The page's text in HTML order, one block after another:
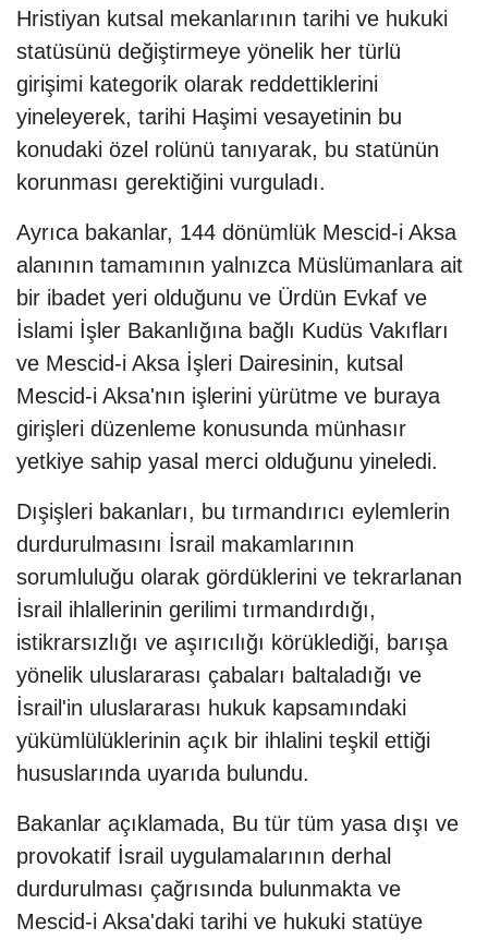
Hristiyan kutsal mekanlarının tarihi ve hukuki
statüsünü değiştirmeye yönelik her türlü
girişimi kategorik olarak reddettiklerini
yineleyerek, tarihi Haşimi vesayetinin bu
konudaki özel rolünü tanıyarak, bu statünün
korunması gerektiğini vurguladı.
Ayrıca bakanlar, 144 dönümlük Mescid-i Aksa
alanının tamamının yalnızca Müslümanlara ait
bir ibadet yeri olduğunu ve Ürdün Evkaf ve
İslami İşler Bakanlığına bağlı Kudüs Vakıfları
ve Mescid-i Aksa İşleri Dairesinin, kutsal
Mescid-i Aksa'nın işlerini yürütme ve buraya
girişleri düzenleme konusunda münhasır
yetkiye sahip yasal merci olduğunu yineledi.
Dışişleri bakanları, bu tırmandırıcı eylemlerin
durdurulmasını İsrail makamlarının
sorumluluğu olarak gördüklerini ve tekrarlanan
İsrail ihlallerinin gerilimi tırmandırdığı,
istikrarsızlığı ve aşırıcılığı körüklediği, barışa
yönelik uluslararası çabaları baltaladığı ve
İsrail'in uluslararası hukuk kapsamındaki
yükümlülüklerinin açık bir ihlalini teşkil ettiği
hususlarında uyarıda bulundu.
Bakanlar açıklamada, Bu tür tüm yasa dışı ve
provokatif İsrail uygulamalarının derhal
durdurulması çağrısında bulunmakta ve
Mescid-i Aksa'daki tarihi ve hukuki statüye